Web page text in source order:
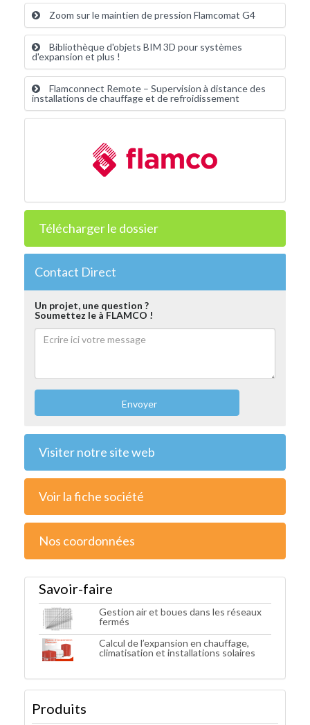
Zoom sur le maintien de pression Flamcomat G4
Bibliothèque d'objets BIM 3D pour systèmes
d'expansion et plus !
Flamconnect Remote – Supervision à distance des
installations de chauffage et de refroidissement
Télécharger le dossier
Contact Direct
Un projet, une question ?
Soumettez le à FLAMCO !
Envoyer
Visiter notre site web
Voir la fiche société
Nos coordonnées
Savoir-faire
Gestion air et boues dans les réseaux
fermés
Calcul de l’expansion en chauffage,
climatisation et installations solaires
Produits